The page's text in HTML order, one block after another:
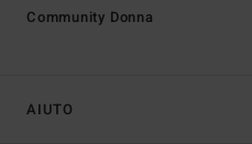
AIUTO
Community Donna